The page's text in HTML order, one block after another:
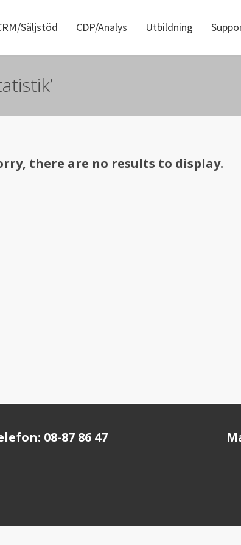
Säljstöd CDP/Analys Utbildning
there are no results to display.
08-87 86 47